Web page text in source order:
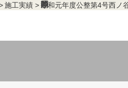
施工実績 令和元年度公整第4号西ノ